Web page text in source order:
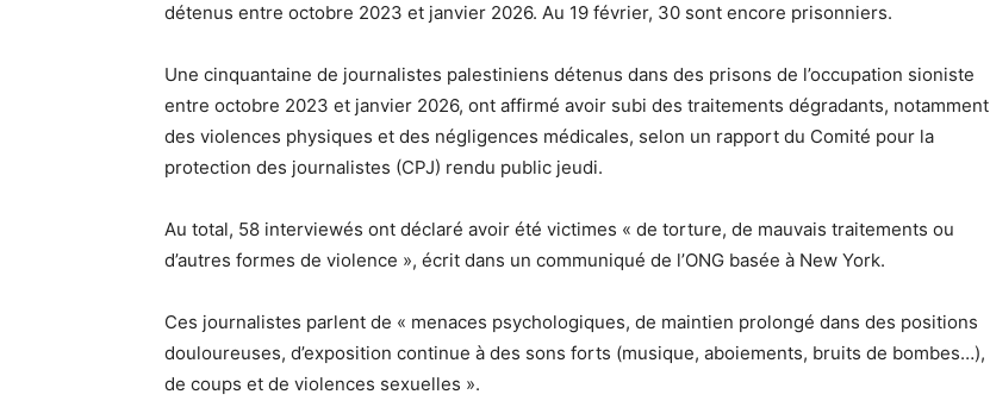
détenus entre octobre 2023 et janvier 2026. Au 19 février, 30 sont encore prisonniers.
Une cinquantaine de journalistes palestiniens détenus dans des prisons de l’occupation sioniste
entre octobre 2023 et janvier 2026, ont affirmé avoir subi des traitements dégradants, notamment
des violences physiques et des négligences médicales, selon un rapport du Comité pour la
protection des journalistes (CPJ) rendu public jeudi.
Au total, 58 interviewés ont déclaré avoir été victimes « de torture, de mauvais traitements ou
d’autres formes de violence », écrit dans un communiqué de l’ONG basée à New York.
Ces journalistes parlent de « menaces psychologiques, de maintien prolongé dans des positions
douloureuses, d’exposition continue à des sons forts (musique, aboiements, bruits de bombes…),
de coups et de violences sexuelles ».